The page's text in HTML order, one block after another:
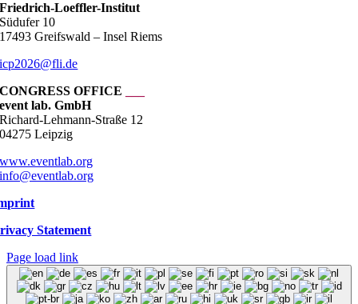
Friedrich-Loeffler-Institut
Südufer 10
17493 Greifswald – Insel Riems
icp2026@fli.de
CONGRESS OFFICE
event lab. GmbH
Richard-Lehmann-Straße 12
04275 Leipzig
www.eventlab.org
info@eventlab.org
Statement
Page load link